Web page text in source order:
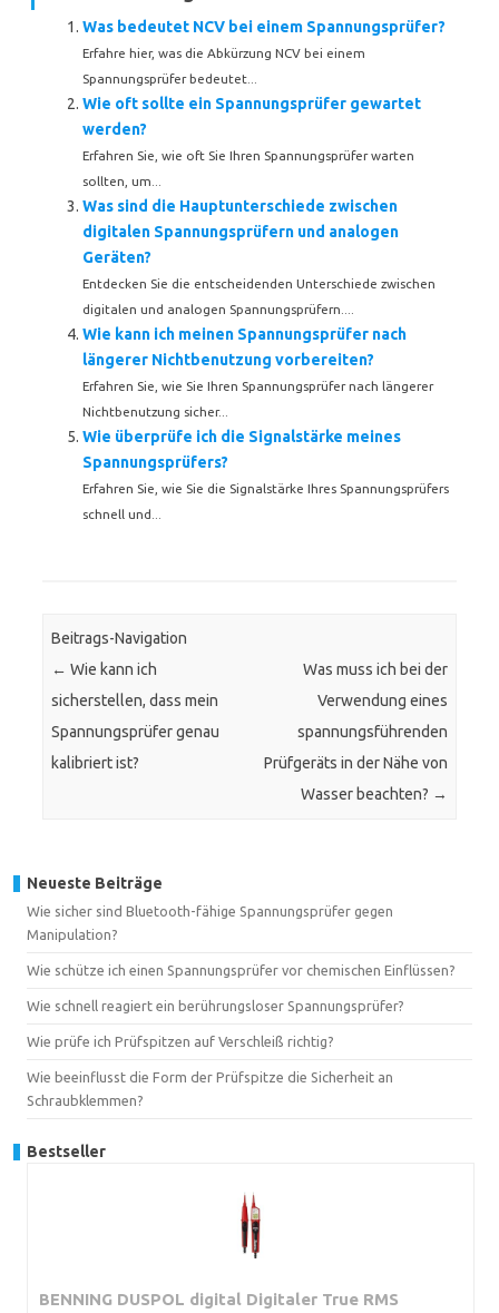
Was bedeutet NCV bei einem Spannungsprüfer?
Erfahre hier, was die Abkürzung NCV bei einem
Spannungsprüfer bedeutet...
Wie oft sollte ein Spannungsprüfer gewartet
werden?
Erfahren Sie, wie oft Sie Ihren Spannungsprüfer warten
sollten, um...
Was sind die Hauptunterschiede zwischen
digitalen Spannungsprüfern und analogen
Geräten?
Entdecken Sie die entscheidenden Unterschiede zwischen
digitalen und analogen Spannungsprüfern....
Wie kann ich meinen Spannungsprüfer nach
längerer Nichtbenutzung vorbereiten?
Erfahren Sie, wie Sie Ihren Spannungsprüfer nach längerer
Nichtbenutzung sicher...
Wie überprüfe ich die Signalstärke meines
Spannungsprüfers?
Erfahren Sie, wie Sie die Signalstärke Ihres Spannungsprüfers
schnell und...
Beitrags-Navigation
← Wie kann ich
sicherstellen, dass mein
Spannungsprüfer genau
kalibriert ist?
Was muss ich bei der
Verwendung eines
spannungsführenden
Prüfgeräts in der Nähe von
Wasser beachten? →
Neueste Beiträge
Wie sicher sind Bluetooth-fähige Spannungsprüfer gegen
Manipulation?
Wie schütze ich einen Spannungsprüfer vor chemischen Einflüssen?
Wie schnell reagiert ein berührungsloser Spannungsprüfer?
Wie prüfe ich Prüfspitzen auf Verschleiß richtig?
Wie beeinflusst die Form der Prüfspitze die Sicherheit an
Schraubklemmen?
Bestseller
BENNING DUSPOL digital Digitaler True RMS